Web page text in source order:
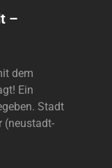
–
dem
Ein
Stadt
(neustadt-